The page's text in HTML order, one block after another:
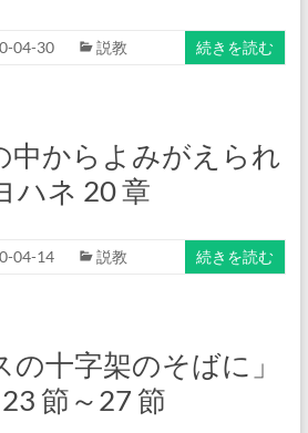
04-30 説教 続きを読む
中からよみがえられ
ハネ 20 章
04-14 説教 続きを読む
の十字架のそばに」
節～27 節